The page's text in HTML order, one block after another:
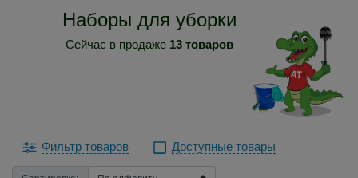
Наборы для уборки
Сейчас в продаже 13 товаров
Фильтр товаров Доступные товары